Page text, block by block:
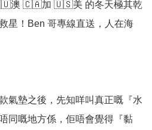
澳 🇨🇦加 🇺🇸美 的冬天極其乾
星！Ben 哥專線直送，人在海
氣墊之後，先知咩叫真正嘅『水
同嘅地方係，佢唔會覺得『黏